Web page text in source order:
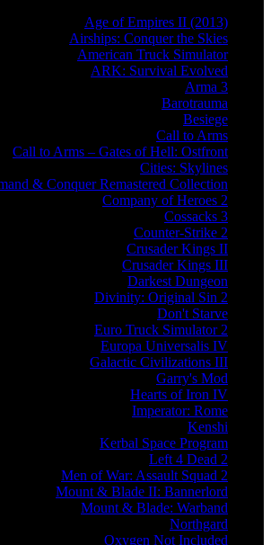
Age of Empires II (2013)
Airships: Conquer the Skies
American Truck Simulator
ARK: Survival Evolved
Arma 3
Barotrauma
Besiege
Call to Arms
Call to Arms – Gates of Hell: Ostfront
Cities: Skylines
& Conquer Remastered Collection
Company of Heroes 2
Cossacks 3
Counter-Strike 2
Crusader Kings II
Crusader Kings III
Darkest Dungeon
Divinity: Original Sin 2
Don't Starve
Euro Truck Simulator 2
Europa Universalis IV
Galactic Civilizations III
Garry's Mod
Hearts of Iron IV
Imperator: Rome
Kenshi
Kerbal Space Program
Left 4 Dead 2
Men of War: Assault Squad 2
Mount & Blade II: Bannerlord
Mount & Blade: Warband
Northgard
Oxygen Not Included